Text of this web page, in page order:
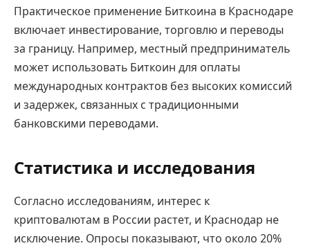
Практическое применение Биткоина в Краснодаре
включает инвестирование, торговлю и переводы
за границу. Например, местный предприниматель
может использовать Биткоин для оплаты
международных контрактов без высоких комиссий
и задержек, связанных с традиционными
банковскими переводами.
Статистика и исследования
Согласно исследованиям, интерес к
криптовалютам в России растет, и Краснодар не
исключение. Опросы показывают, что около 20%